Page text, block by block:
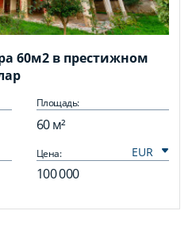
60м2 в престижном
Площадь:
60 м²
Цена:
100 000